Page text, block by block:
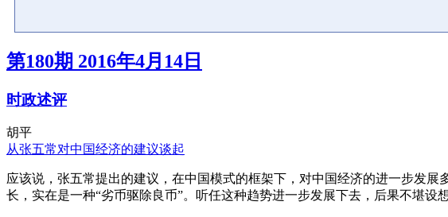
第180期 2016年4月14日
时政述评
胡平
从张五常对中国经济的建议谈起
应该说，张五常提出的建议，在中国模式的框架下，对中国经济的进一步发
长，实在是一种“劣币驱除良币”。听任这种趋势进一步发展下去，后果不堪设想